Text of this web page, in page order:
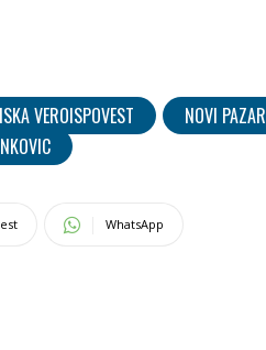
VEROISPOVEST
NOVI PAZAR
WhatsApp